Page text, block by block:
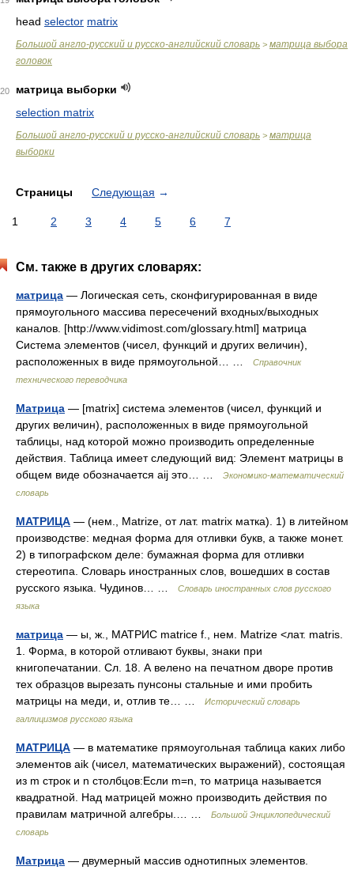
head selector matrix
Большой англо-русский и русско-английский словарь > матрица выбора
головок
20
матрица выборки
selection matrix
Большой англо-русский и русско-английский словарь > матрица
выборки
Страницы Следующая →
1 2 3 4 5 6 7
См. также в других словарях:
матрица — Логическая сеть, сконфигурированная в виде
прямоугольного массива пересечений входных/выходных
каналов. [http://www.vidimost.com/glossary.html] матрица
Система элементов (чисел, функций и других величин),
расположенных в виде прямоугольной… …
Справочник
технического переводчика
Матрица — [matrix] система элементов (чисел, функций и
других величин), расположенных в виде прямоугольной
таблицы, над которой можно производить определенные
действия. Таблица имеет следующий вид: Элемент матрицы в
общем виде обозначается aij это… …
Экономико-математический
словарь
МАТРИЦА — (нем., Matrize, от лат. matrix матка). 1) в литейном
производстве: медная форма для отливки букв, а также монет.
2) в типографском деле: бумажная форма для отливки
стереотипа. Словарь иностранных слов, вошедших в состав
русского языка. Чудинов… …
Словарь иностранных слов русского
языка
матрица — ы, ж., МАТРИС matrice f., нем. Matrize <лат. matris.
1. Форма, в которой отливают буквы, знаки при
книгопечатании. Сл. 18. А велено на печатном дворе против
тех образцов вырезать пунсоны стальные и ими пробить
матрицы на меди, и, отлив те… …
Исторический словарь
галлицизмов русского языка
МАТРИЦА — в математике прямоугольная таблица каких либо
элементов aik (чисел, математических выражений), состоящая
из m строк и n столбцов:Если m=n, то матрица называется
квадратной. Над матрицей можно производить действия по
правилам матричной алгебры.… …
Большой Энциклопедический
словарь
Матрица — двумерный массив однотипных элементов.